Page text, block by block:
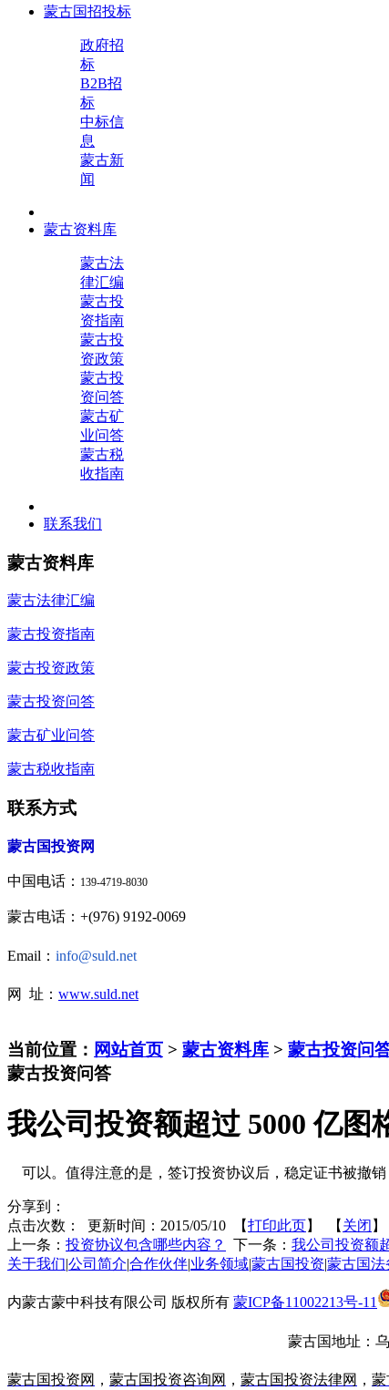
蒙古国招投标
政府招
标
B2B招
标
中标信
息
蒙古新
闻
蒙古资料库
蒙古法
律汇编
蒙古投
资指南
蒙古投
资政策
蒙古投
资问答
蒙古矿
业问答
蒙古税
收指南
联系我们
蒙古资料库
蒙古法律汇编
蒙古投资指南
蒙古投资政策
蒙古投资问答
蒙古矿业问答
蒙古税收指南
联系方式
蒙古国投资网
中国电话： 139-4719-8030
蒙古电话：+(976) 9192-0069
Email： info@suld.net
网 址： www.suld.net
当前位置： 网站首页 > 蒙古资料库 > 蒙古投资问
蒙古投资问答
我公司投资额超过 5000 亿
可以。值得注意的是，签订投资协议后，稳定证书被撤销
分享到：
点击次数：
更新时间：2015/05/10 【打印此页 】 【 关闭 】
上一条： 投资协议包含哪些内容？ 下一条： 我公司投资额
关于我们 公司简介 合作伙伴 业务领域 蒙古国投资 蒙古国法
内蒙古蒙中科技有限公司 版权所有 蒙ICP备11002213号-11
蒙古国地址：
蒙古国投资网 ， 蒙古国投资咨询网 ， 蒙古国投资法律网 ，